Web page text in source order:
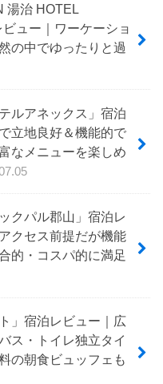
湯治 HOTEL
ュー｜ワーケーショ
の中でゆったりと過
ルアネックス」宿泊
立地良好＆機能的で
なメニューを楽しめ
クパル郡山」宿泊レ
クセス前提だが機能
的・コスパ的に満足
」宿泊レビュー｜広
ス・トイレ独立タイ
の朝食ビュッフェも